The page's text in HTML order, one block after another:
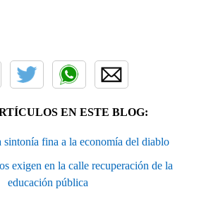
EN ESTE BLOG:
fina a la economía del diablo
exigen en la calle recuperación de la
educación pública